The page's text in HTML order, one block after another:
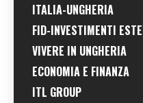
ITALIA-UNGHERIA
FID-INVESTIMENTI
VIVERE IN UNGHERIA
ECONOMIA E FINANZA
ITL GROUP